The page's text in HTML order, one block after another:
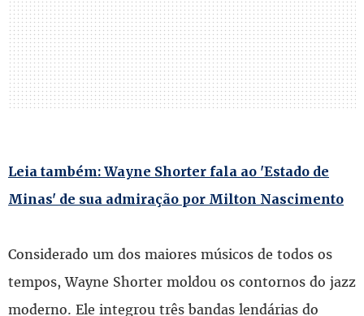
Leia também: Wayne Shorter fala ao 'Estado de
Minas' de sua admiração por Milton Nascimento
Considerado um dos maiores músicos de todos os
tempos, Wayne Shorter moldou os contornos do jazz
moderno. Ele integrou três bandas lendárias do